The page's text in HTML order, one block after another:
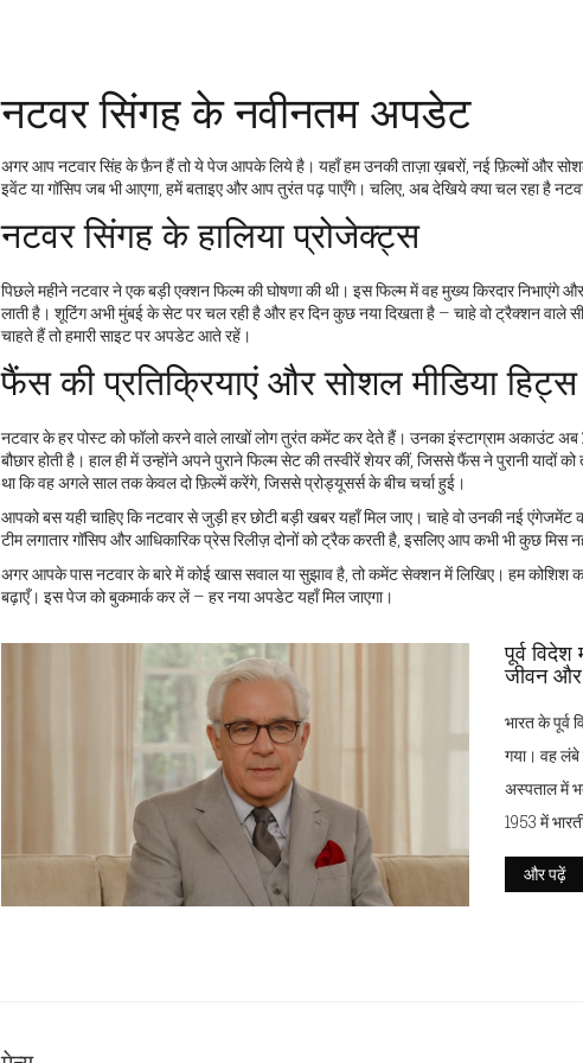
नटवर सिंगह के नवीनतम अपडेट
अगर आप नटवार सिंह के फ़ैन हैं तो ये पेज आपके लिये है। यहाँ हम उनकी ताज़ा ख़बरों, नई फ़िल्मों और
इवेंट या गॉसिप जब भी आएगा, हमें बताइए और आप तुरंत पढ़ पाएँगे। चलिए, अब देखिये क्या चल रहा है
नटवर सिंगह के हालिया प्रोजेक्ट्स
पिछले महीने नटवार ने एक बड़ी एक्शन फिल्म की घोषणा की थी। इस फिल्म में वह मुख्य किरदार निभाएंगे
लाती है। शूटिंग अभी मुंबई के सेट पर चल रही है और हर दिन कुछ नया दिखता है – चाहे वो ट्रैक्शन वाले
चाहते हैं तो हमारी साइट पर अपडेट आते रहें।
फैंस की प्रतिक्रियाएं और सोशल मीडिया हिट्स
नटवार के हर पोस्ट को फॉलो करने वाले लाखों लोग तुरंत कमेंट कर देते हैं। उनका इंस्टाग्राम अकाउंट अब
बौछार होती है। हाल ही में उन्होंने अपने पुराने फिल्म सेट की तस्वीरें शेयर कीं, जिससे फैंस ने पुरानी यादों
था कि वह अगले साल तक केवल दो फ़िल्में करेंगे, जिससे प्रोड्यूसर्स के बीच चर्चा हुई।
आपको बस यही चाहिए कि नटवार से जुड़ी हर छोटी बड़ी खबर यहाँ मिल जाए। चाहे वो उनकी नई
टीम लगातार गॉसिप और आधिकारिक प्रेस रिलीज़ दोनों को ट्रैक करती है, इसलिए आप कभी भी कुछ मिस
अगर आपके पास नटवार के बारे में कोई खास सवाल या सुझाव है, तो कमेंट सेक्शन में लिखिए। हम कोशिश
बढ़ाएँ। इस पेज को बुकमार्क कर लें – हर नया अपडेट यहाँ मिल जाएगा।
पूर्व
जीवन और
भारत के पूर्व
गया। वह लंबे
अस्पताल में
1953 में
सेवा की।
और पढ़ें